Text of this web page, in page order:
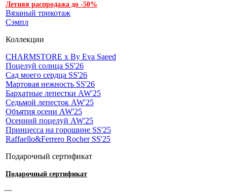
Летняя распродажа до -50%
Вязаный трикотаж
Сэмпл
Коллекции
CHARMSTORE х By Eva Saeed
Поцелуй солнца SS'26
Сад моего сердца SS'26
Мартовая нежность SS'26
Бархатные лепестки AW'25
Седьмой лепесток AW'25
Объятия осени AW'25
Осенний поцелуй AW'25
Принцесса на горошине SS'25
Raffaello&Ferrero Rocher SS'25
Подарочный сертификат
Подарочный сертификат